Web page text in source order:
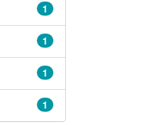
1
1
1
1